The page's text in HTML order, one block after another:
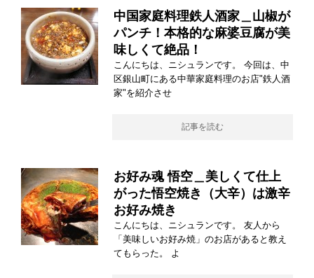
中国家庭料理鉄人酒家＿山椒が
パンチ！本格的な麻婆豆腐が美
味しくて絶品！
こんにちは、ニシュランです。 今回は、中
区銀山町にある中華家庭料理のお店"鉄人酒
家"を紹介させ
記事を読む
お好み魂 悟空＿美しくて仕上
がった悟空焼き（大辛）は激辛
お好み焼き
こんにちは、ニシュランです。 友人から
「美味しいお好み焼」のお店があると教え
てもらった。 よ